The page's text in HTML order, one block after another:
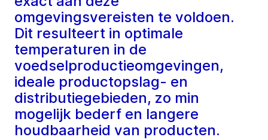
omgevingsvereisten te voldoen.
Dit resulteert in optimale
temperaturen in de
voedselproductieomgevingen,
ideale productopslag- en
distributiegebieden, zo min
mogelijk bederf en langere
houdbaarheid van producten.